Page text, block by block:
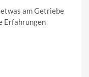
am Getriebe
Erfahrungen